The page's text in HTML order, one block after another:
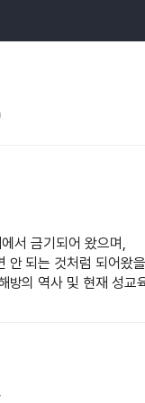
서 금기되어 왔으며,
안 되는 것처럼 되어왔
방의 역사 및 현재 성교